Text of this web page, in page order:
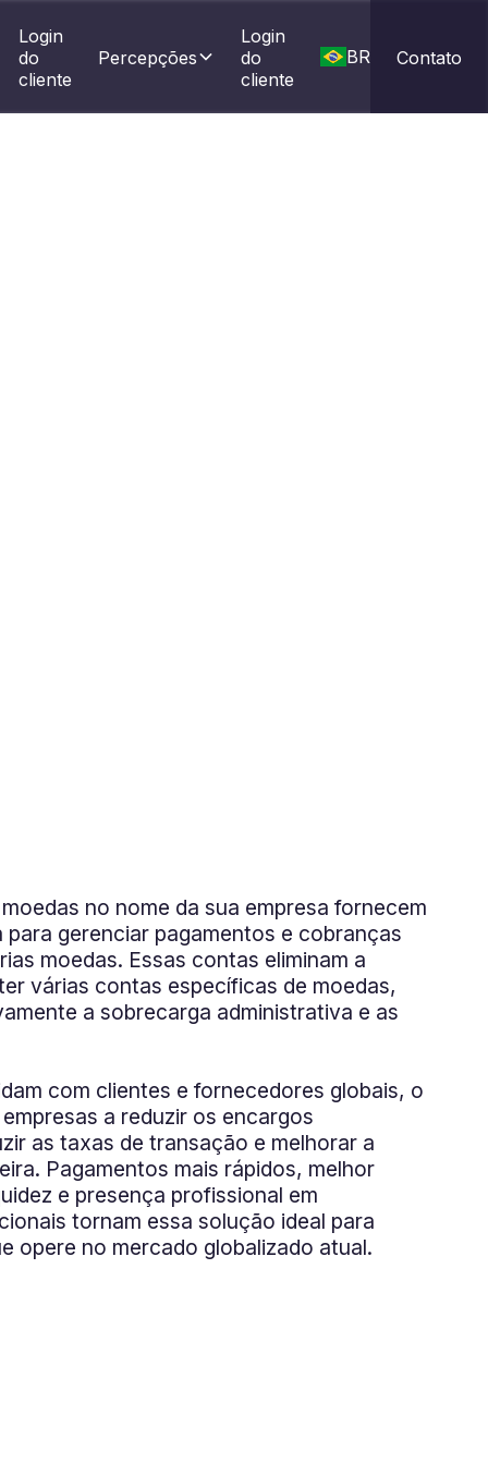
Login
do
cliente
Percepções
Login
do
cliente
BR Contato
no nome da sua empresa fornecem
gerenciar pagamentos e cobranças
moedas. Essas contas eliminam a
várias contas específicas de moedas,
a sobrecarga administrativa e as
com clientes e fornecedores globais, o
a reduzir os encargos
as taxas de transação e melhorar a
Pagamentos mais rápidos, melhor
e presença profissional em
tornam essa solução ideal para
opere no mercado globalizado atual.